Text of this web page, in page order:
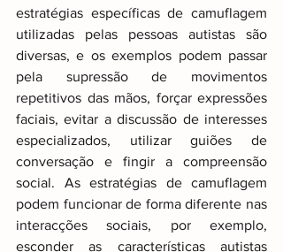
estratégias específicas de camuflagem
utilizadas pelas pessoas autistas são
diversas, e os exemplos podem passar
pela supressão de movimentos
repetitivos das mãos, forçar expressões
faciais, evitar a discussão de interesses
especializados, utilizar guiões de
conversação e fingir a compreensão
social. As estratégias de camuflagem
podem funcionar de forma diferente nas
interacções sociais, por exemplo,
esconder as características autistas